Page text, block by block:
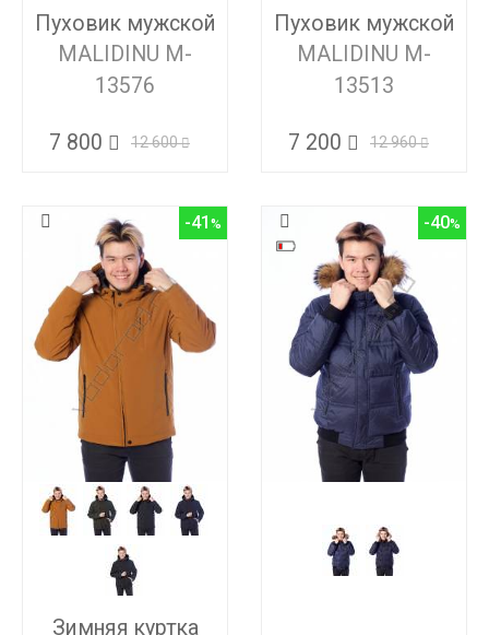
Пуховик мужской
MALIDINU M-
13576
7 800 12 600
Пуховик мужской
MALIDINU M-
13513
7 200 12 960
-41
Зимняя куртка
-40